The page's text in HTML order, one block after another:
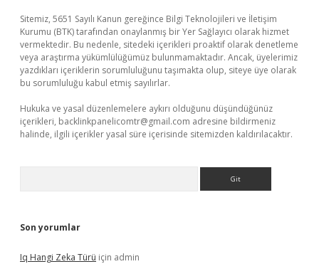
Sitemiz, 5651 Sayılı Kanun gereğince Bilgi Teknolojileri ve İletişim
Kurumu (BTK) tarafından onaylanmış bir Yer Sağlayıcı olarak hizmet
vermektedir. Bu nedenle, sitedeki içerikleri proaktif olarak denetleme
veya araştırma yükümlülüğümüz bulunmamaktadır. Ancak, üyelerimiz
yazdıkları içeriklerin sorumluluğunu taşımakta olup, siteye üye olarak
bu sorumluluğu kabul etmiş sayılırlar.
Hukuka ve yasal düzenlemelere aykırı olduğunu düşündüğünüz
içerikleri, backlinkpanelicomtr@gmail.com adresine bildirmeniz
halinde, ilgili içerikler yasal süre içerisinde sitemizden kaldırılacaktır.
Son yorumlar
Iq Hangi Zeka Türü için admin